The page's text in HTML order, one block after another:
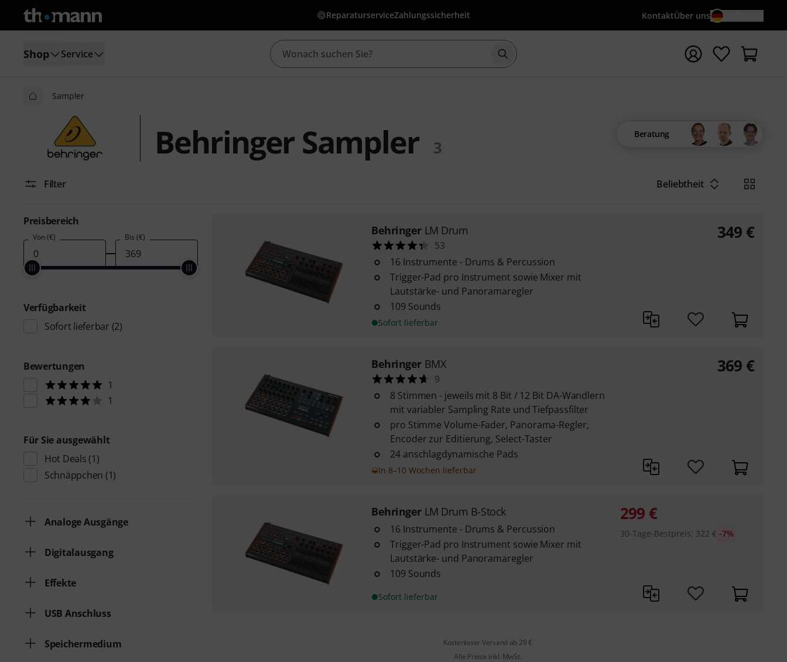
ReparaturserviceZahlungssicherheit KontaktÜber uns
Shop Service Suche mit Suchwort {searchTerm} starten
Sampler
Behringer Sampler 3
Beratung
Filter Beliebtheit
Preisbereich
Von (€) Bis (€)
Verfügbarkeit
Sofort lieferbar (2)
Bewertungen
1
1
Für Sie ausgewählt
Hot Deals (1)
Schnäppchen (1)
Analoge Ausgänge
Digitalausgang
Effekte
USB Anschluss
Speichermedium
Behringer LM Drum
53
16 Instrumente - Drums & Percussion
Trigger-Pad pro Instrument sowie Mixer mit
Lautstärke- und Panoramaregler
109 Sounds
Sofort lieferbar
349 €
Behringer BMX
9
8 Stimmen - jeweils mit 8 Bit / 12 Bit DA-Wandlern
mit variabler Sampling Rate und Tiefpassfilter
pro Stimme Volume-Fader, Panorama-Regler,
Encoder zur Editierung, Select-Taster
24 anschlagdynamische Pads
In 8–10 Wochen lieferbar
369 €
Behringer LM Drum B-Stock
16 Instrumente - Drums & Percussion
Trigger-Pad pro Instrument sowie Mixer mit
Lautstärke- und Panoramaregler
109 Sounds
Sofort lieferbar
299 €
30-Tage-Bestpreis: 322 € -7%
Kostenloser Versand ab 29 €
Alle Preise inkl. MwSt.